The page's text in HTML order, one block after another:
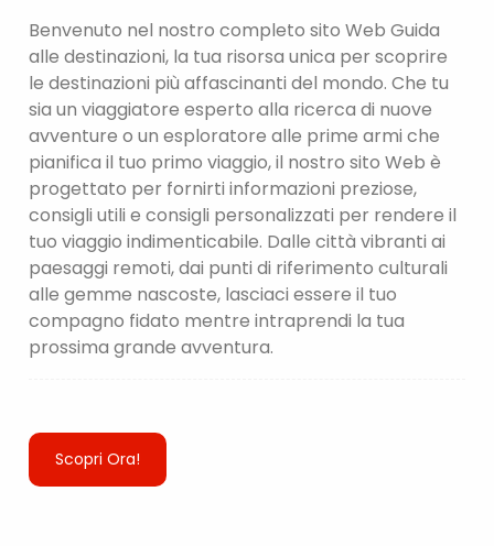
Benvenuto nel nostro completo sito Web Guida
alle destinazioni, la tua risorsa unica per scoprire
le destinazioni più affascinanti del mondo. Che tu
sia un viaggiatore esperto alla ricerca di nuove
avventure o un esploratore alle prime armi che
pianifica il tuo primo viaggio, il nostro sito Web è
progettato per fornirti informazioni preziose,
consigli utili e consigli personalizzati per rendere il
tuo viaggio indimenticabile. Dalle città vibranti ai
paesaggi remoti, dai punti di riferimento culturali
alle gemme nascoste, lasciaci essere il tuo
compagno fidato mentre intraprendi la tua
prossima grande avventura.
Scopri Ora!